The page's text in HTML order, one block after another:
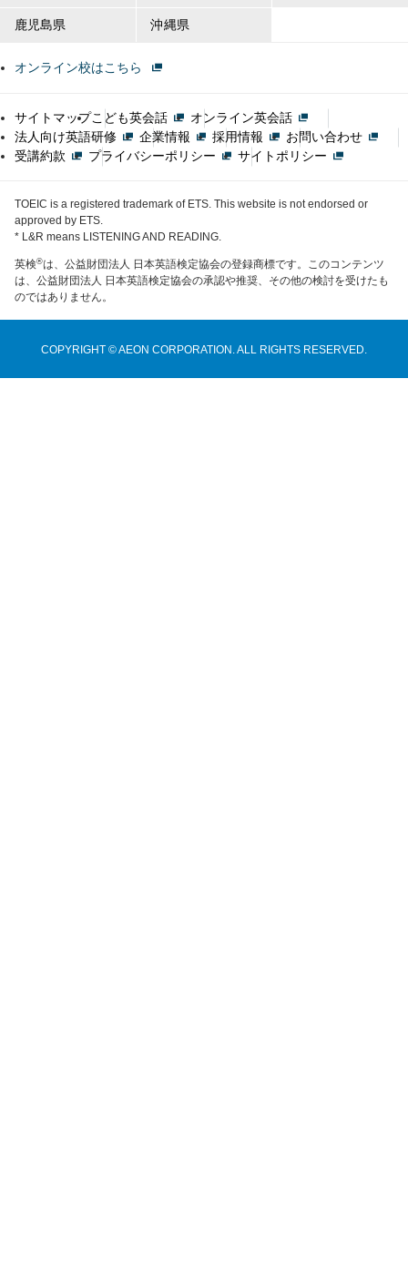
鹿児島県 沖縄県
オンライン校はこちら
サイトマップこども英会話
オンライン英会話
法人向け英語研修
企業情報 採用情報
お問い合わせ
受講約款
プライバシーポリシー サイトポリシー
TOEIC is a registered trademark of ETS. This website is not endorsed or
approved by ETS.
* L&R means LISTENING AND READING.
英検®は、公益財団法人 日本英語検定協会の登録商標です。このコンテンツ
は、公益財団法人 日本英語検定協会の承認や推奨、その他の検討を受けたも
のではありません。
COPYRIGHT © AEON CORPORATION. ALL RIGHTS RESERVED.